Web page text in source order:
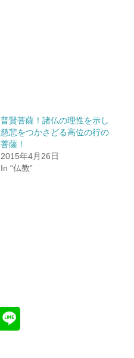
普賢菩薩！諸仏の理性を示し
慈悲をつかさどる高位の行の
菩薩！
2015年4月26日
In “仏教”